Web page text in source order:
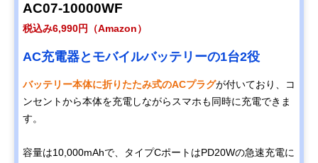
AC07-10000WF
税込み6,990円（Amazon）
AC充電器とモバイルバッテリーの1台2役
バッテリー本体に折りたたみ式のACプラグが付いており、コ
ンセントから本体を充電しながらスマホも同時に充電できま
す。
容量は10,000mAhで、タイプCポートはPD20Wの急速充電に